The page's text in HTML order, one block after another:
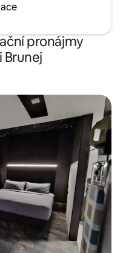
pronájmy
Brunej